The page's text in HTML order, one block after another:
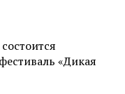
«Дикая